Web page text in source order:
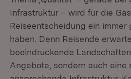
Infrastruktur – wird für die
Reiseentscheidung ein immer
haben. Denn Reisende
beeindruckende
Angebote, sondern auch eine